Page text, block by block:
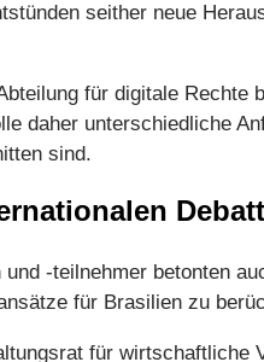
seither neue
für digitale
daher unterschiedliche
sind.
-teilnehmer betonten
für Brasilien zu
für wirtschaftliche